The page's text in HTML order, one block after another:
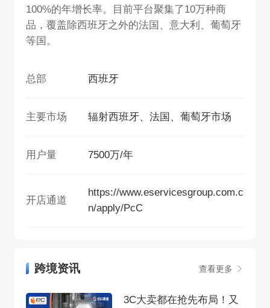
100%的年增长率。目前平台聚集了10万种商
品，覆盖除西班牙之外的法国、意大利、葡萄牙
等国。
总部 西班牙
主要市场 辐射西班牙、法国、葡萄牙市场
用户量 7500万/年
开店通道
https://www.eservicesgroup.com.c
n/apply/PcC
跨境资讯 查看更多
3C大卖都在抢先布局！又